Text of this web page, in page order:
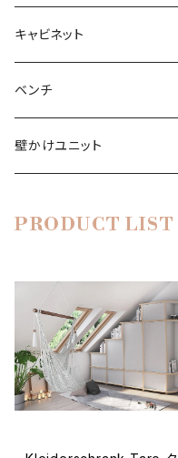
ラウムタイラー
ビニールレコード
シャルプラッテンリーガル
CD-DVDシェルフ
ライブラリ
シューレガル
キッチン棚
キュッヘンレガル
バスルームの棚
ローボード
テレビローボード
キャビネット
ワードローブ
ベンチ
壁かけユニット
PRODUCT LIST